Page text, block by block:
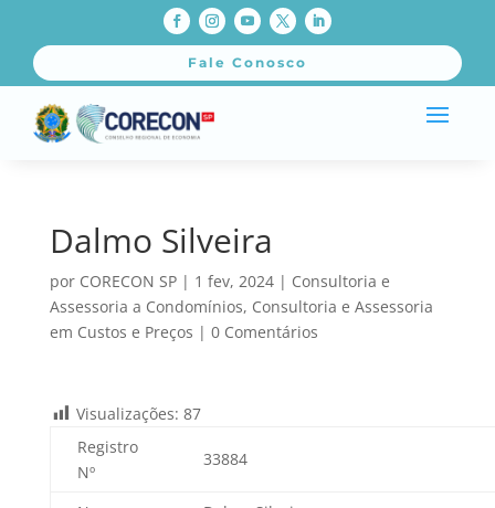
Fale Conosco
Dalmo Silveira
por CORECON SP| 1 fev, 2024| Consultoria e
Assessoria a Condomínios, Consultoria e Assessoria
em Custos e Preços | 0 Comentários
Visualizações: 87
Registro
Nº
33884